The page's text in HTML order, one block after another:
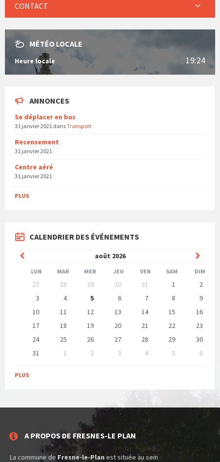
CONTACT
MÉTÉO LOCALE
Heure locale 19:24
ANNONCES
Se déplacer en bus
31 janvier 2021 dansTransport
Recensement
31 janvier 2021
Centre aéré
31 janvier 2021
PLUS
CALENDRIER DES ÉVÉNEMENTS
août 2026
Mois
précédent
LUN MAR MER JEU VEN SAM DIM
calendrier
27 28 29 30 31 1
2
3
4 5 6 7 8
9
10
11 12 13 14 15
16
17
18 19 20 21 22
23
24
25 26 27 28 29
30
31
1 2 3 4 5
6
aux
jours
PLUS
A PROPOS DE FRESNES-LE PLAN
La commune deFresne-le-Planest située au sein